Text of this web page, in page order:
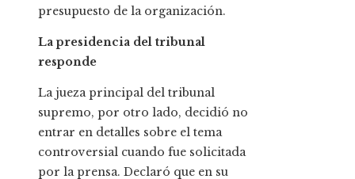
presupuesto de la organización.
La presidencia del tribunal
responde
La jueza principal del tribunal
supremo, por otro lado, decidió no
entrar en detalles sobre el tema
controversial cuando fue solicitada
por la prensa. Declaró que en su